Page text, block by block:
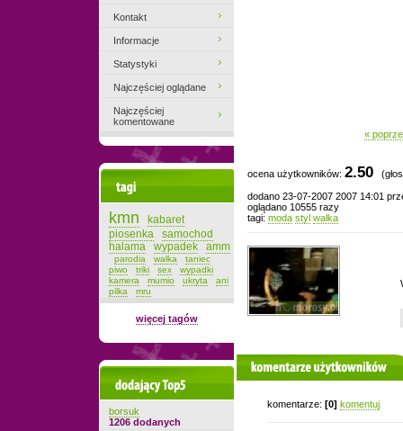
«
ocena użytkowników: 2.50
dodano 23-07-2007 2007 14:01
oglądano 10555 razy
tagi: moda styl walka
komentarze użytkowników
komentarze: [0] komentuj
Kontakt
Informacje
Statystyki
Najczęściej oglądane
Najczęściej
komentowane
kmn
kabaret
piosenka
samochod
halama
wypadek amm
parodia walka
taniec
piwo
triki sex
wypadki
kamera
mumio ukryta
ani
pilka
mru
więcej tagów
Dodający top-5
borsuk
1206 dodanych